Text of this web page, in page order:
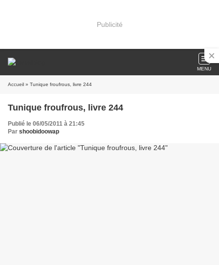
Publicité
MENU
Accueil » Tunique froufrous, livre 244
Tunique froufrous, livre 244
Publié le 06/05/2011 à 21:45
Par shoobidoowap